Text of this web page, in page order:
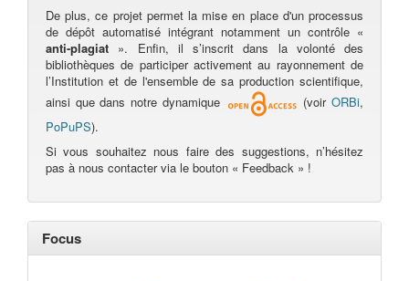
De plus, ce projet permet la mise en place d'un processus
de dépôt automatisé intégrant notamment un contrôle «
anti-plagiat ». Enfin, il s’inscrit dans la volonté des
bibliothèques de participer activement au rayonnement de
l’Institution et de l'ensemble de sa production scientifique,
ainsi que dans notre dynamique
(voirORBi,
PoPuPS).
Si vous souhaitez nous faire des suggestions, n’hésitez
pas à nous contacter via le bouton « Feedback » !
Focus